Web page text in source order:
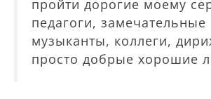
пройти дорогие моему
педагоги, замечательные
музыканты, коллеги,
просто добрые хорошие